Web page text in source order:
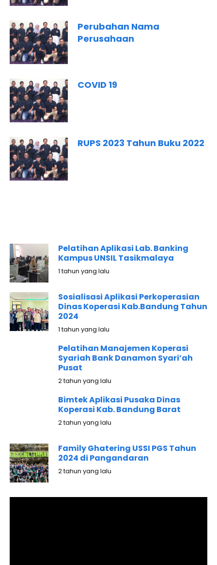
Perubahan Nama
Perusahaan
COVID 19
RUPS 2023 Tahun Buku 2022
Pelatihan Aplikasi Lab. Banking
Kampus UNSIL Tasikmalaya
1 tahun yang lalu
Sosialisasi Aplikasi Perkoperasian
Dinas Koperasi Kab.Bandung Tahun
2024
1 tahun yang lalu
Pelatihan Manajemen Koperasi
Syariah Bank Danamon Syari’ah
Pusat
2 tahun yang lalu
Bimtek Aplikasi Pusaka Dinas
Koperasi Kab. Bandung Barat
2 tahun yang lalu
Family Ghatering USSI PGS Tahun
2024 di Pangandaran
2 tahun yang lalu